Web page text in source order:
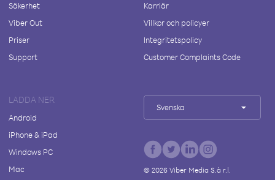
Säkerhet
Viber Out
Priser
Support
Karriär
Villkor och policyer
Integritetspolicy
Customer Complaints Code
LADDA NER
Android
iPhone & iPad
Windows PC
Mac
Svenska
© 2026Viber Media S.à r.l.